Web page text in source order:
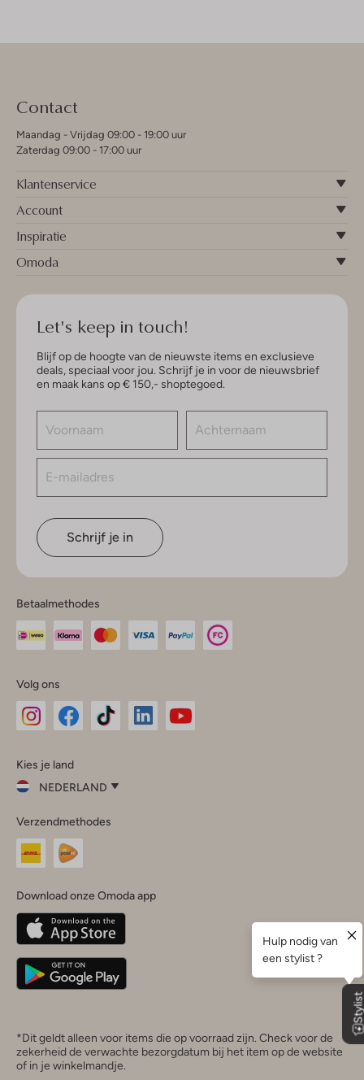
Contact
Maandag - Vrijdag 09:00 - 19:00 uur
Zaterdag 09:00 - 17:00 uur
Klantenservice
Account
Inspiratie
Omoda
Let's keep in touch!
Blijf op de hoogte van de nieuwste items en exclusieve
deals, speciaal voor jou. Schrijf je in voor de nieuwsbrief
en maak kans op € 150,- shoptegoed.
Schrijf je in
Betaalmethodes
Volg ons
InstagramFacebook
Kies je land
NEDERLAND
je
land
Nederland
Belgique(Français)
Deutschland
Verzendmethodes
Download onze Omoda app
*Dit geldt alleen voor items die op voorraad zijn. Check voor de
zekerheid de verwachte bezorgdatum bij het item op de website
of in je winkelmandje.